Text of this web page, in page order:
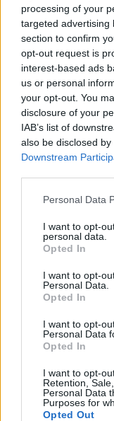
processing of your
targeted advertising
section to confirm
opt-out request is
interest-based ads
us or personal
your opt-out. You
disclosure of your
IAB’s list of
also be disclosed
Downstream
Personal Data
I want to opt-
personal data.
Opted In
I want to opt-
Personal Data.
Opted In
I want to opt-
Personal Data
Opted In
I want to opt-
Retention,
Personal Data
Purposes for
Opted Out
Kela
5
Kela voi